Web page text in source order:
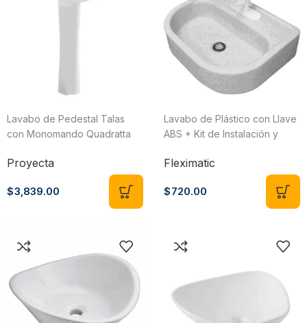
Lavabo de Pedestal Talas
con Monomando Quadratta
Proyecta
$3,839.00
Lavabo de Plástico con Llave
ABS + Kit de Instalación y
2052
Fleximatic
$720.00